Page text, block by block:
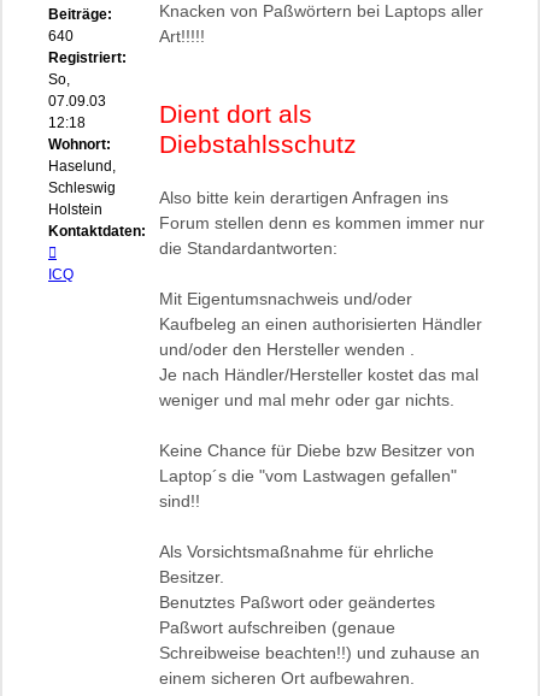
Beiträge:
640
Registriert:
So,
07.09.03
12:18
Wohnort:
Haselund,
Schleswig-
Holstein
Kontaktdaten:
von
ICQ
Knacken von Paßwörtern bei Laptops aller
Art!!!!!
Dient dort als
Diebstahlsschutz
Also bitte kein derartigen Anfragen ins
Forum stellen denn es kommen immer nur
die Standardantworten:
Mit Eigentumsnachweis und/oder
Kaufbeleg an einen authorisierten Händler
und/oder den Hersteller wenden .
Je nach Händler/Hersteller kostet das mal
weniger und mal mehr oder gar nichts.
Keine Chance für Diebe bzw Besitzer von
Laptop´s die "vom Lastwagen gefallen"
sind!!
Als Vorsichtsmaßnahme für ehrliche
Besitzer.
Benutztes Paßwort oder geändertes
Paßwort aufschreiben (genaue
Schreibweise beachten!!) und zuhause an
einem sicheren Ort aufbewahren.